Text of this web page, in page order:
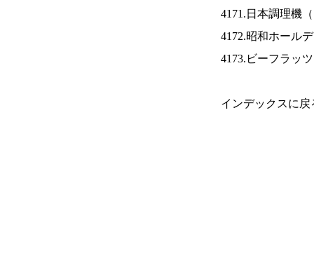
4171.日本調理機（
4172.昭和ホール
4173.ビーフラッ
インデックスに戻